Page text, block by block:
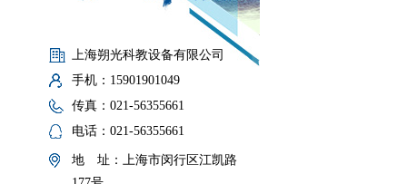
上海朔光科教设备有限公司
手机：15901901049
传真：021-56355661
电话：021-56355661
地 址：上海市闵行区江凯路